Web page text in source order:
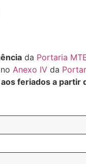
da Portaria
Anexo IV da
feriados a partir